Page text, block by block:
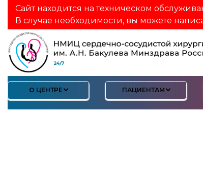
Сайт находится на техническом
В случае необходимости, вы можете
О ЦЕНТРЕ ПАЦИЕНТАМ